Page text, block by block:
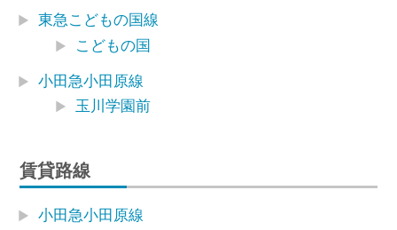
東急こどもの国線
こどもの国
小田急小田原線
玉川学園前
賃貸路線
小田急小田原線